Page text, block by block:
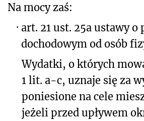
Na mocy zaś:
· art. 21 ust. 25a ustawy o
dochodowym od osób
Wydatki, o których
1 lit. a-c, uznaje się za
poniesione na cele
jeżeli przed upływem